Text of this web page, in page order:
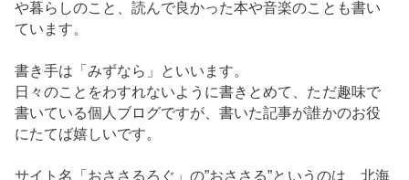
や暮らしのこと、読んで良かった本や音楽のことも書い
ています。
書き手は「みずなら」といいます。
日々のことをわすれないように書きとめて、ただ趣味で
書いている個人ブログですが、書いた記事が誰かのお役
にたてば嬉しいです。
サイト名「おささるろぐ」の”おささる”というのは、北海